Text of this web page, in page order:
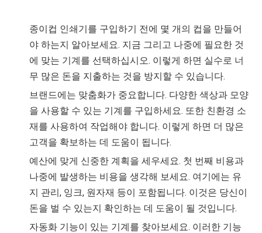
종이컵 인쇄기를 구입하기 전에 몇 개의 컵을 만들어
야 하는지 알아보세요. 지금 그리고 나중에 필요한 것
에 맞는 기계를 선택하십시오. 이렇게 하면 실수로 너
무 많은 돈을 지출하는 것을 방지할 수 있습니다.
브랜드에는 맞춤화가 중요합니다. 다양한 색상과 모양
을 사용할 수 있는 기계를 구입하세요. 또한 친환경 소
재를 사용하여 작업해야 합니다. 이렇게 하면 더 많은
고객을 확보하는 데 도움이 됩니다.
예산에 맞게 신중한 계획을 세우세요. 첫 번째 비용과
나중에 발생하는 비용을 생각해 보세요. 여기에는 유
지 관리, 잉크, 원자재 등이 포함됩니다. 이것은 당신이
돈을 벌 수 있는지 확인하는 데 도움이 될 것입니다.
자동화 기능이 있는 기계를 찾아보세요. 이러한 기능